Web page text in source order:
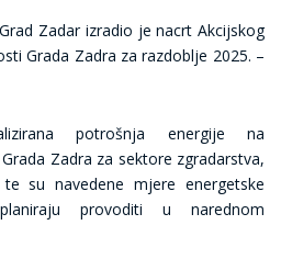
Zadar izradio je nacrt Akcijskog
Grada Zadra za razdoblje 2025. –
potrošnja energije na
Zadra za sektore zgradarstva,
su navedene mjere energetske
provoditi u narednom